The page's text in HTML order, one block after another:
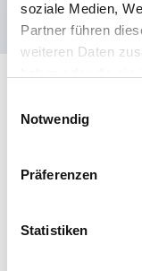
soziale Medien,
Partner führen
weiteren Daten
Notwendig
Präferenzen
Statistiken
Mechanical